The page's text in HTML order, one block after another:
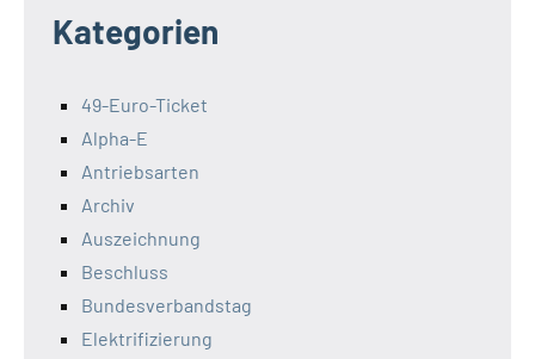
Kategorien
49-Euro-Ticket
Alpha-E
Antriebsarten
Archiv
Auszeichnung
Beschluss
Bundesverbandstag
Elektrifizierung